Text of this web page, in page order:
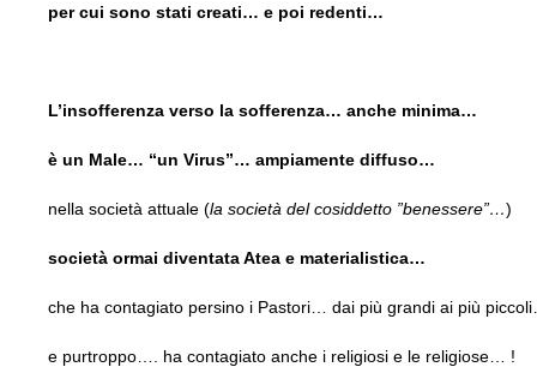
per cui sono stati creati… e poi redenti…
L’insofferenza verso la sofferenza… anche minima…
è un Male… “un Virus”… ampiamente diffuso…
nella società attuale (la società del cosiddetto ”benessere”…)
società ormai diventata Atea e materialistica…
che ha contagiato persino i Pastori… dai più grandi ai più
e purtroppo…. ha contagiato anche i religiosi e le religiose… !